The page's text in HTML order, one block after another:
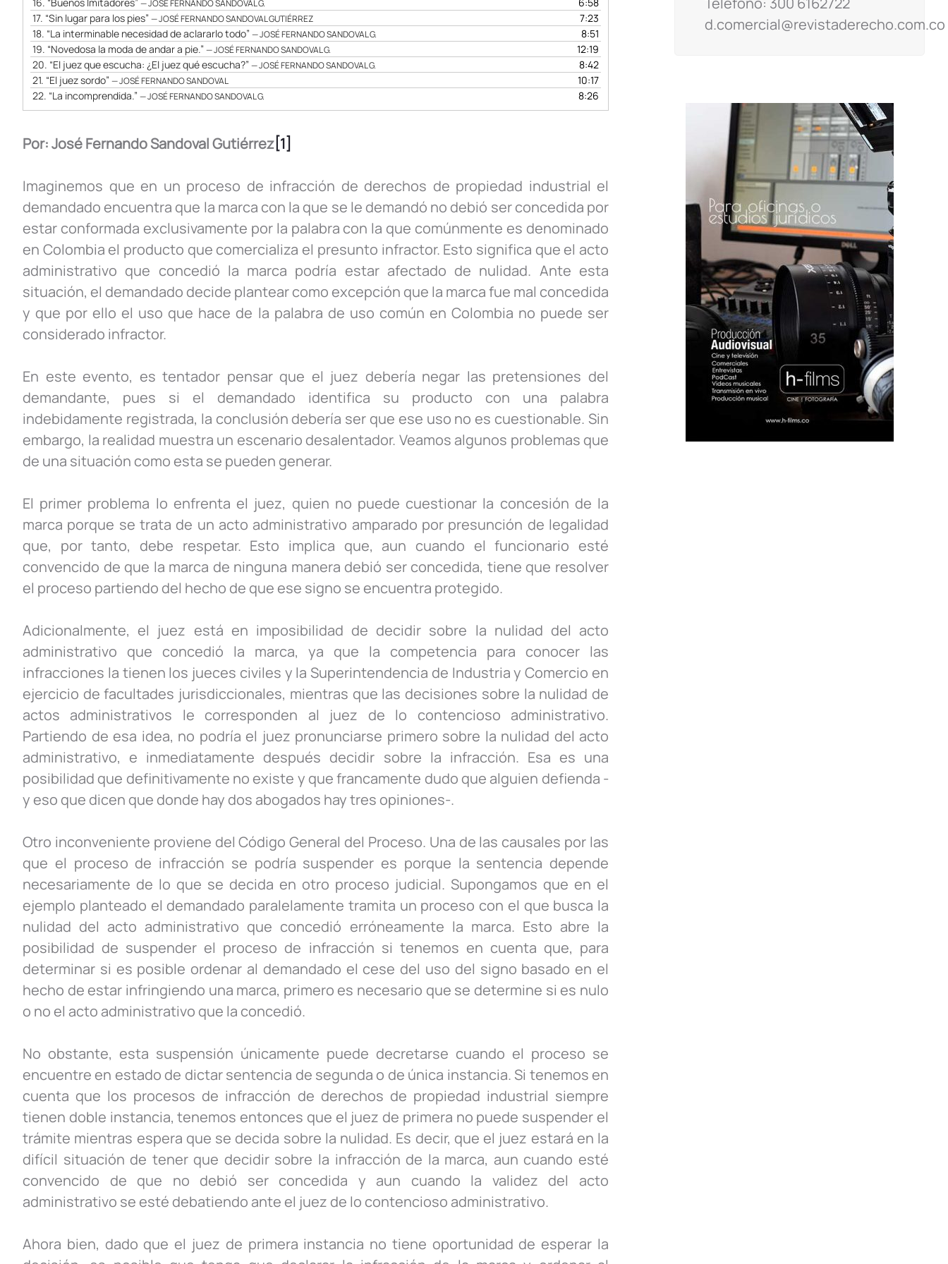
— JOSÉ FERNANDO SANDOVAL G.
17. “Sin lugar para los pies” — JOSÉ FERNANDO SANDOVAL GUTIÉRREZ
7:23
18. “La interminable necesidad de aclararlo todo” — JOSÉ FERNANDO SANDOVAL G.
8:51
19. “Novedosa la moda de andar a pie.” — JOSÉ FERNANDO SANDOVAL G.
12:19
20. “El juez que escucha: ¿El juez qué escucha?” — JOSÉ FERNANDO SANDOVAL G.
8:42
21. “El juez sordo” — JOSÉ FERNANDO SANDOVAL
10:17
22. “La incomprendida.” — JOSÉ FERNANDO SANDOVAL G. 8:26
Por: José Fernando Sandoval Gutiérrez[1]
Imaginemos que en un proceso de infracción de derechos de propiedad industrial el
demandado encuentra que la marca con la que se le demandó no debió ser concedida por
estar conformada exclusivamente por la palabra con la que comúnmente es denominado
en Colombia el producto que comercializa el presunto infractor. Esto significa que el acto
administrativo que concedió la marca podría estar afectado de nulidad. Ante esta
situación, el demandado decide plantear como excepción que la marca fue mal concedida
y que por ello el uso que hace de la palabra de uso común en Colombia no puede ser
considerado infractor.
En este evento, es tentador pensar que el juez debería negar las pretensiones del
demandante, pues si el demandado identifica su producto con una palabra
indebidamente registrada, la conclusión debería ser que ese uso no es cuestionable. Sin
embargo, la realidad muestra un escenario desalentador. Veamos algunos problemas que
de una situación como esta se pueden generar.
El primer problema lo enfrenta el juez, quien no puede cuestionar la concesión de la
marca porque se trata de un acto administrativo amparado por presunción de legalidad
que, por tanto, debe respetar. Esto implica que, aun cuando el funcionario esté
convencido de que la marca de ninguna manera debió ser concedida, tiene que resolver
el proceso partiendo del hecho de que ese signo se encuentra protegido.
Adicionalmente, el juez está en imposibilidad de decidir sobre la nulidad del acto
administrativo que concedió la marca, ya que la competencia para conocer las
infracciones la tienen los jueces civiles y la Superintendencia de Industria y Comercio en
ejercicio de facultades jurisdiccionales, mientras que las decisiones sobre la nulidad de
actos administrativos le corresponden al juez de lo contencioso administrativo.
Partiendo de esa idea, no podría el juez pronunciarse primero sobre la nulidad del acto
administrativo, e inmediatamente después decidir sobre la infracción. Esa es una
posibilidad que definitivamente no existe y que francamente dudo que alguien defienda -
y eso que dicen que donde hay dos abogados hay tres opiniones-.
Otro inconveniente proviene del Código General del Proceso. Una de las causales por las
que el proceso de infracción se podría suspender es porque la sentencia depende
necesariamente de lo que se decida en otro proceso judicial. Supongamos que en el
ejemplo planteado el demandado paralelamente tramita un proceso con el que busca la
nulidad del acto administrativo que concedió erróneamente la marca. Esto abre la
posibilidad de suspender el proceso de infracción si tenemos en cuenta que, para
determinar si es posible ordenar al demandado el cese del uso del signo basado en el
hecho de estar infringiendo una marca, primero es necesario que se determine si es nulo
o no el acto administrativo que la concedió.
No obstante, esta suspensión únicamente puede decretarse cuando el proceso se
encuentre en estado de dictar sentencia de segunda o de única instancia. Si tenemos en
cuenta que los procesos de infracción de derechos de propiedad industrial siempre
tienen doble instancia, tenemos entonces que el juez de primera no puede suspender el
trámite mientras espera que se decida sobre la nulidad. Es decir, que el juez estará en la
difícil situación de tener que decidir sobre la infracción de la marca, aun cuando esté
convencido de que no debió ser concedida y aun cuando la validez del acto
administrativo se esté debatiendo ante el juez de lo contencioso administrativo.
Ahora bien, dado que el juez de primera instancia no tiene oportunidad de esperar la
d.comercial@revistaderecho.com.co